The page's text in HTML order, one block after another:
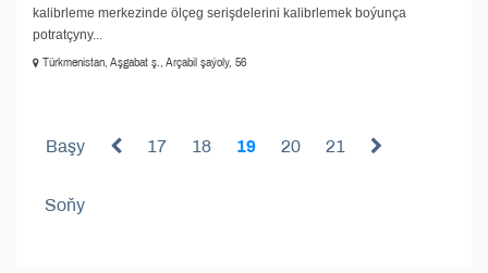
kalibrleme merkezinde ölçeg serişdelerini kalibrlemek boýunça
potratçyny...
Türkmenistan, Aşgabat ş., Arçabil şaýoly, 56
Başy 17 18 19 20 21
Soňy